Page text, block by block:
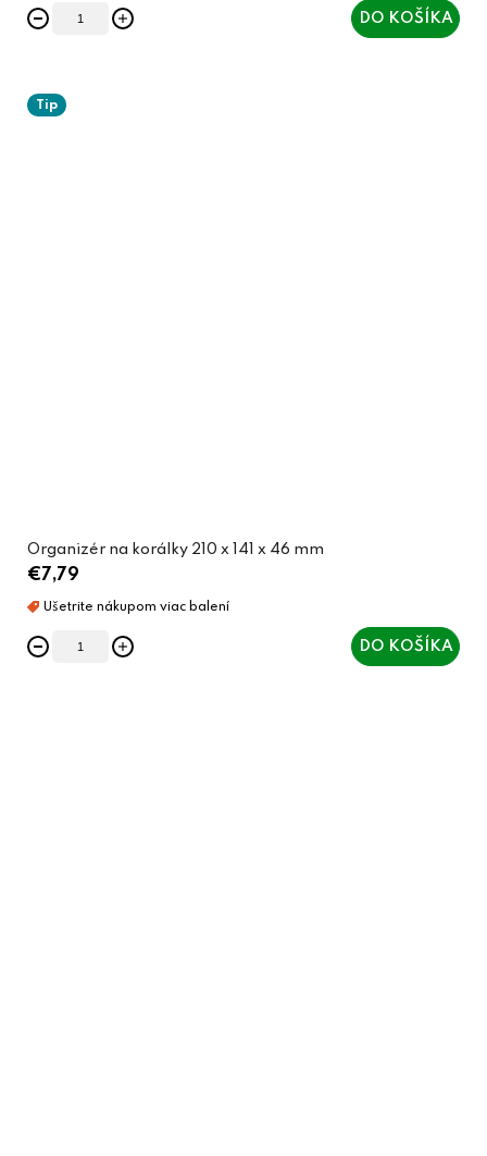
DO KOŠÍKA
Tip
Organizér na korálky 210 x 141 x 46 mm
€7,79
DO KOŠÍKA